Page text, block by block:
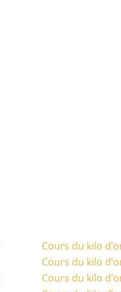
Cours du kilo
Cours du kilo
Cours du kilo